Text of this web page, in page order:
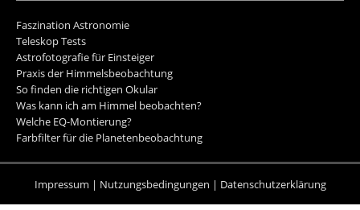
Faszination Astronomie
Teleskop Tests
Astrofotografie für Einsteiger
Praxis der Himmelsbeobachtung
So finden die richtigen Okular
Was kann ich am Himmel beobachten?
Welche EQ-Montierung?
Farbfilter für die Planetenbeobachtung
Impressum | Nutzungsbedingungen | Datenschutzerklärung